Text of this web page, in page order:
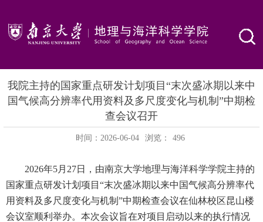
我院主持的国家重点研发计划项目“末次盛冰期以来中
国气候高分辨率代用资料及多尺度变化与机制”中期检
查会议召开
时间：2026-06-04 浏览： 496
2026年5月 27日，由南京大学地理与海洋科学学院主持的
国家重点研发计划项目“末次盛冰期以来中国气候高分辨率代
用资料及多尺度变化与机制”中期检查会议在仙林校区昆山楼
会议室顺利举办。本次会议旨在对项目启动以来的执行情况